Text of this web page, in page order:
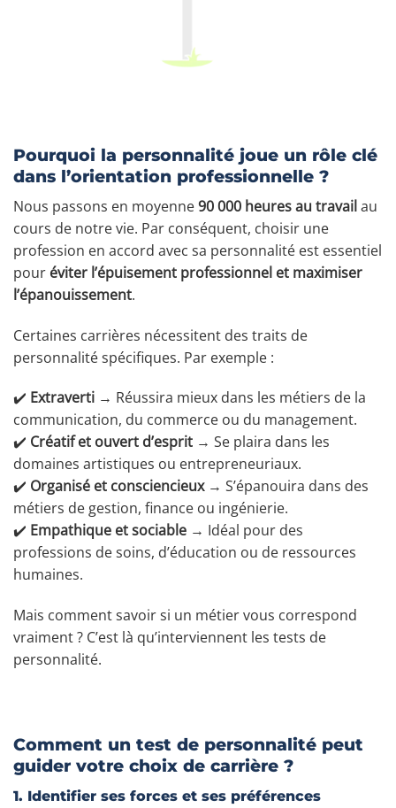
Pourquoi la personnalité joue un rôle clé
dans l’orientation professionnelle ?
Nous passons en moyenne90 000 heures au travailau
cours de notre vie. Par conséquent, choisir une
profession en accord avec sa personnalité est essentiel
pour éviter l’épuisement professionnel et maximiser
l’épanouissement.
Certaines carrières nécessitent des traits de
personnalité spécifiques. Par exemple :
✔️ Extraverti → Réussira mieux dans les métiers de la
communication, du commerce ou du management.
✔️ Créatif et ouvert d’esprit → Se plaira dans les
domaines artistiques ou entrepreneuriaux.
✔️ Organisé et consciencieux→ S’épanouira dans des
métiers de gestion, finance ou ingénierie.
✔️ Empathique et sociable → Idéal pour des
professions de soins, d’éducation ou de ressources
humaines.
Mais comment savoir si un métier vous correspond
vraiment ? C’est là qu’interviennent les tests de
personnalité.
Comment un test de personnalité peut
guider votre choix de carrière ?
1. Identifier ses forces et ses préférences